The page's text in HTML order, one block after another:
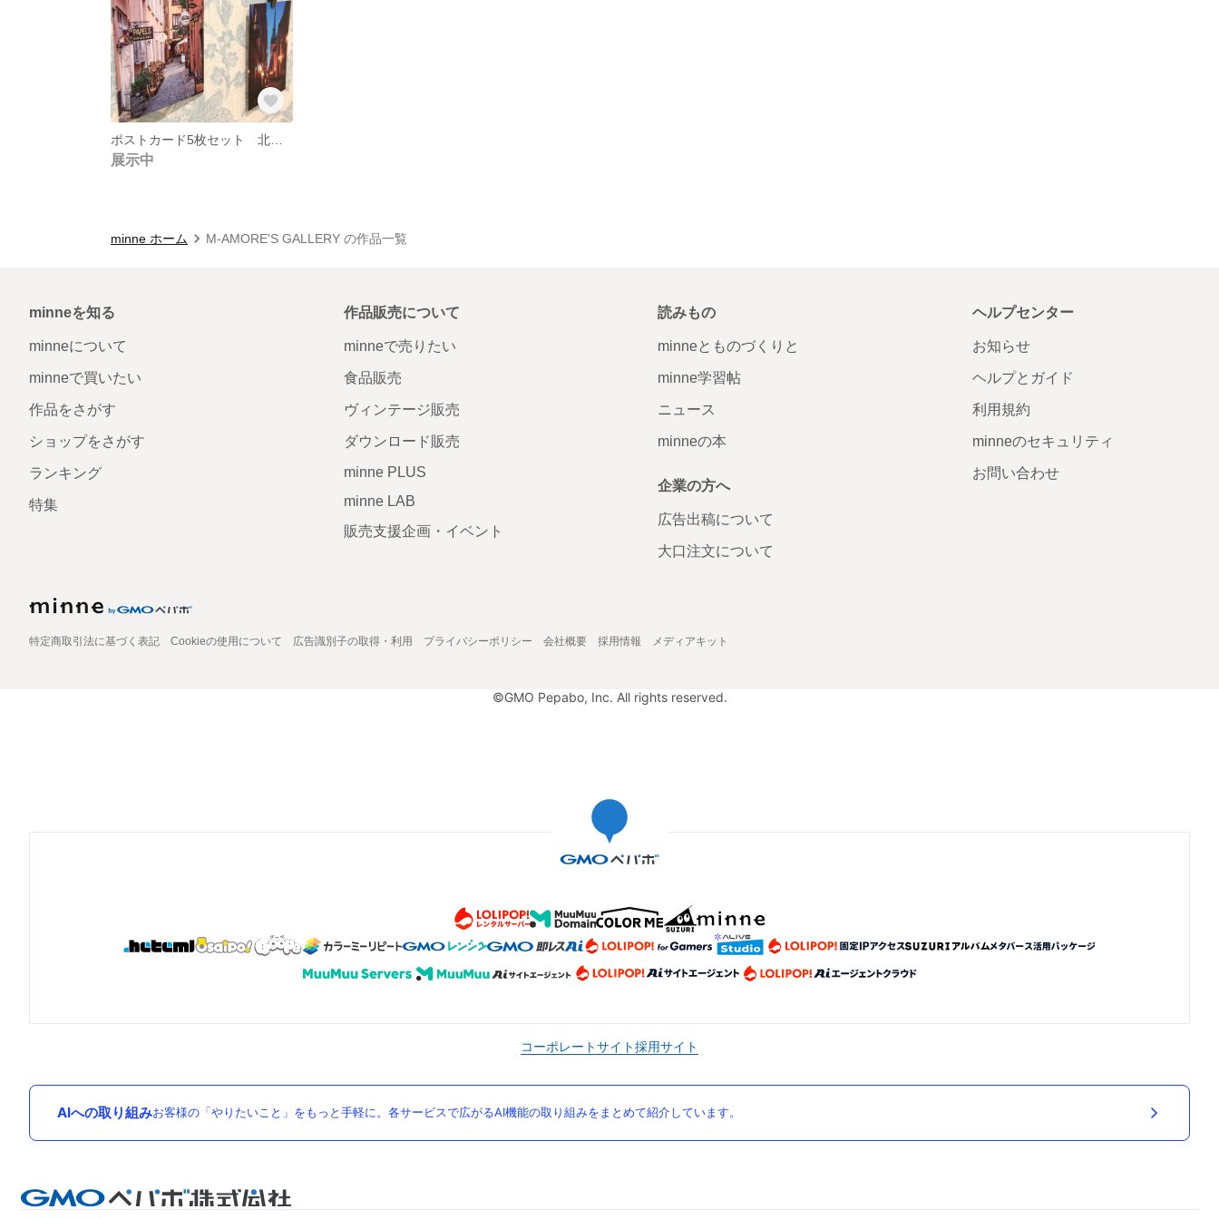
展示中
minne ホーム M-AMORE'S GALLERY の作品一覧
minneを知る
minneについて
minneで買いたい
作品をさがす
ショップをさがす
ランキング
特集
作品販売について
minneで売りたい
食品販売
ヴィンテージ販売
ダウンロード販売
minne PLUS
minne LAB
販売支援企画・イベント
読みもの
minneとものづくりと
minne学習帖
ニュース
minneの本
企業の方へ
広告出稿について
大口注文について
ヘルプセンター
お知らせ
ヘルプとガイド
利用規約
minneのセキュリティ
お問い合わせ
特定商取引法に基づく表記 Cookieの使用について 広告識別子の取得・利用 プライバシーポリシー 会社概要 採用情報 メディアキット
©GMO Pepabo, Inc. All rights reserved.
コーポレートサイト採用サイト
AIへの取り組みお客様の「やりたいこと」をもっと手軽に。各サービスで広がるAI機能の取り組みをまとめて紹介しています。